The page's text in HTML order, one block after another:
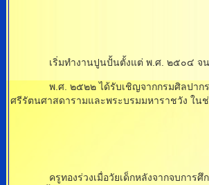
เริ่มทํางานปูนปั้นตั้งแต่ พ.ศ. ๒๕๐๔ จนถึงปั
พ.ศ. ๒๕๒๒ ได้รับเชิญจากกรมศิลปากรใน
ศรีรัตนศาสดารามและพระบรมมหาราชวัง ใน
ครูทองร่วงเมื่อวัยเด็กหลังจากจบการศึกษ